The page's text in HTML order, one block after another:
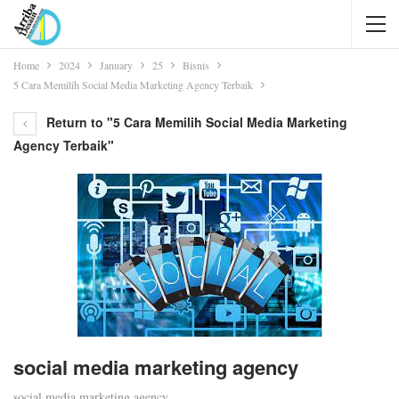
Home 2024 January 25
Bisnis
5 Cara Memilih Social Media Marketing Agency Terbaik
Return to "5 Cara Memilih Social Media Marketing
Agency Terbaik"
social media marketing agency